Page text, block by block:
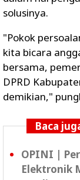
solusinya.
"Pokok
kita bicara
bersama,
DPRD
demikian,"
Baca
OPINI |
Elektronik